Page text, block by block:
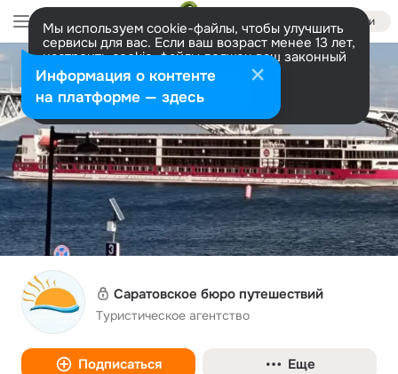
Войти
Мы используем cookie-файлы, чтобы улучшить
сервисы для вас. Если ваш возраст менее 13 лет,
настроить cookie-файлы должен ваш законный
представитель. Больше информации
Разрешить все Настроить
Саратовское бюро путешествий
Туристическое агентство
Подписаться Еще
Информация о контенте
на платформе — здесь